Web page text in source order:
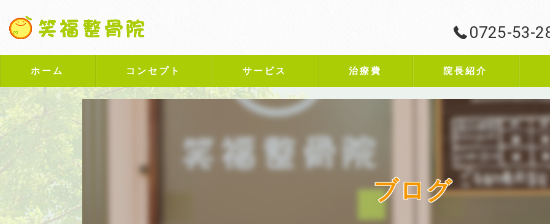
0725-53-
ホーム コンセプト サービス 治療費 院長紹介
ブログ